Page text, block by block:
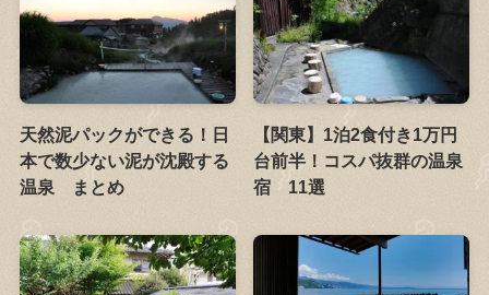
天然泥パックができる！日
本で数少ない泥が沈殿する
温泉 まとめ
【関東】1泊2食付き1万円
台前半！コスパ抜群の温泉
宿 11選